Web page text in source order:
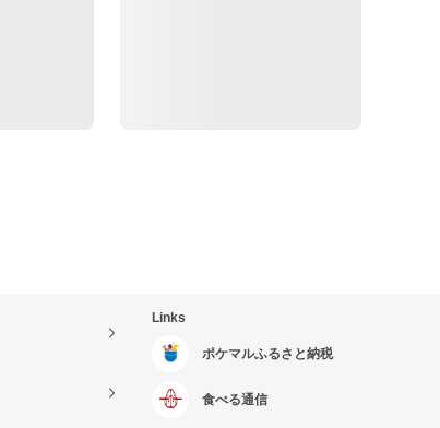
Links
ポケマルふるさと納税
食べる通信